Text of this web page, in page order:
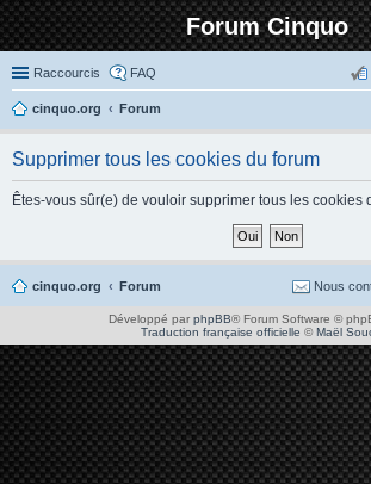
Forum Cinquo
Raccourcis FAQ
cinquo.org
Forum
Supprimer tous les cookies du forum
Êtes-vous sûr(e) de vouloir supprimer tous les cookies
cinquo.org Forum Nous
Développé par phpBB® Forum Software ©
Traduction française officielle ©Maël